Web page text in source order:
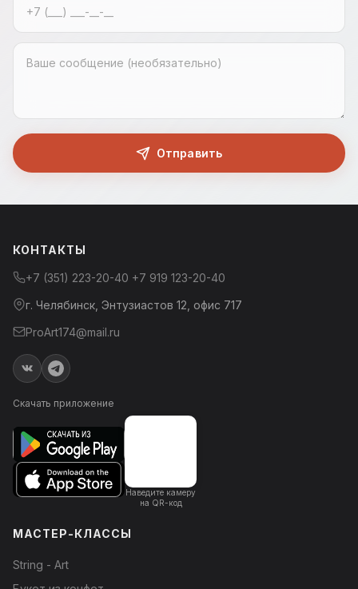
Отправить
КОНТАКТЫ
+7 (351) 223-20-40 +7 919 123-20-40
г. Челябинск, Энтузиастов 12, офис 717
ProArt174@mail.ru
Скачать приложение
Наведите камеру
на QR-код
МАСТЕР-КЛАССЫ
String - Art